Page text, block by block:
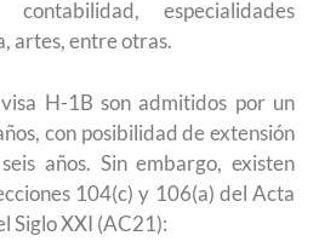
contabilidad, especialidades
artes, entre otras.
H-1B son admitidos por un
con posibilidad de extensión
años. Sin embargo, existen
104(c) y 106(a) del Acta
Siglo XXI (AC21):